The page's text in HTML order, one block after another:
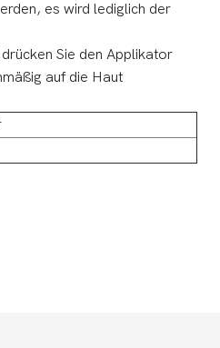
es wird lediglich der
Sie den Applikator
auf die Haut